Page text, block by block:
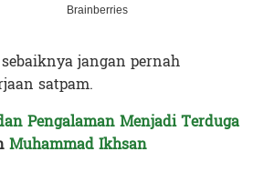
jangan pernah
satpam.
Pengalaman Menjadi Terduga
Muhammad Ikhsan